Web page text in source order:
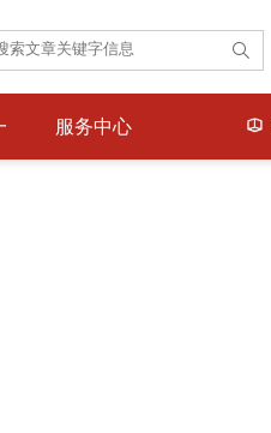
服务中心